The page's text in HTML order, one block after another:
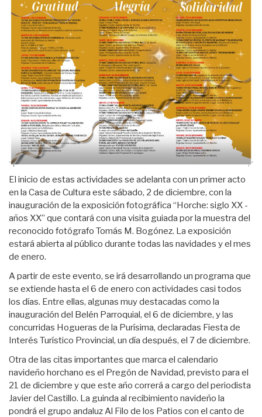
El inicio de estas actividades se adelanta con un primer acto
en la Casa de Cultura este sábado, 2 de diciembre, con la
inauguración de la exposición fotográfica “Horche: siglo XX -
años XX” que contará con una visita guiada por la muestra del
reconocido fotógrafo Tomás M. Bogónez. La exposición
estará abierta al público durante todas las navidades y el mes
de enero.
A partir de este evento, se irá desarrollando un programa que
se extiende hasta el 6 de enero con actividades casi todos
los días. Entre ellas, algunas muy destacadas como la
inauguración del Belén Parroquial, el 6 de diciembre, y las
concurridas Hogueras de la Purísima, declaradas Fiesta de
Interés Turístico Provincial, un día después, el 7 de diciembre.
Otra de las citas importantes que marca el calendario
navideño horchano es el Pregón de Navidad, previsto para el
21 de diciembre y que este año correrá a cargo del periodista
Javier del Castillo. La guinda al recibimiento navideño la
pondrá el grupo andaluz Al Filo de los Patios con el canto de